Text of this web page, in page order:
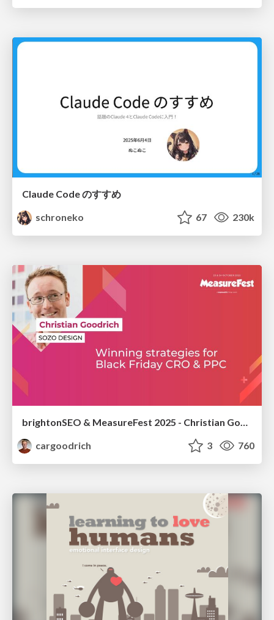
Claude Code のすすめ
schroneko
67 230k
brightonSEO & MeasureFest 2025 - Christian Goodrich - Winning strategies for Black Friday CRO & PPC
cargoodrich
3 760